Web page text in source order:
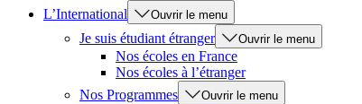
L’International
Ouvrir le menu
Je suis étudiant étranger Ouvrir le menu
Nos écoles en France
Nos écoles à l’étranger
Nos Programmes
Ouvrir le menu